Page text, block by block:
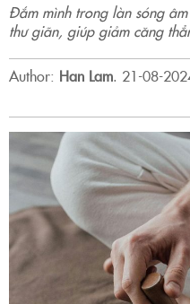
Đắm mình trong làn sóng
thư giãn, giúp giảm căng
Author: Han Lam. 21-08-